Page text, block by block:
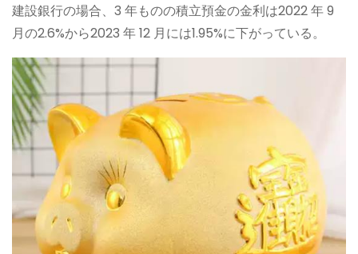
建設銀行の場合、3 年ものの積立預金の金利は2022 年 9
月の2.6%から2023 年 12 月には1.95%に下がっている。